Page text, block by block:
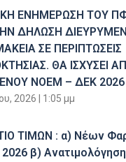
ΕΝΗΜΕΡΩΣΗ ΤΟΥ
ΔΗΛΩΣΗ
ΣΕ ΠΕΡΙΠΤΩΣΕΙΣ
ΘΑ ΙΣΧΥΣΕΙ
ΝΟΕΜ – ΔΕΚ 2026
2026 1:05 μμ
ΤΙΜΩΝ : α) Νέων
2026 β)